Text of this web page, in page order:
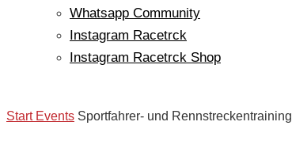
Whatsapp Community
Instagram Racetrck
Instagram Racetrck Shop
Start Events Sportfahrer- und Rennstreckentraining